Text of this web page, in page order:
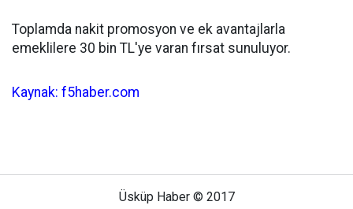
Toplamda nakit promosyon ve ek avantajlarla
emeklilere 30 bin TL'ye varan fırsat sunuluyor.
Kaynak: f5haber.com
Üsküp Haber © 2017